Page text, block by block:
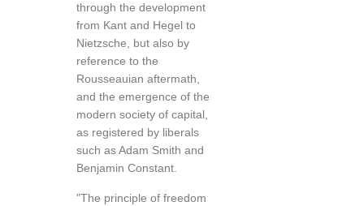
through the development
from Kant and Hegel to
Nietzsche, but also by
reference to the
Rousseauian aftermath,
and the emergence of the
modern society of capital,
as registered by liberals
such as Adam Smith and
Benjamin Constant.
"The principle of freedom